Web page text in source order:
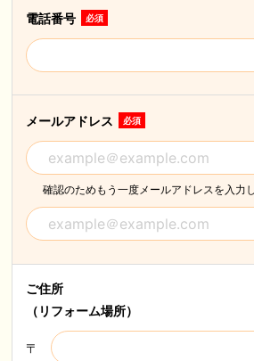
電話番号 必須
メールアドレス 必須
確認のためもう一度メールアドレスを入力
ご住所
（リフォーム場所）
〒